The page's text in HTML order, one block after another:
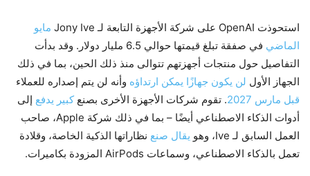
استحوذت OpenAI على شركة الأجهزة التابعة لـ Jony Ive
مايو
الماضي
في صفقة تبلغ قيمتها حوالي 6.5 مليار دولار. وقد بدأت
التفاصيل حول منتجات أجهزتهم تتوالى منذ ذلك الحين، بما في ذلك
الجهاز الأول لن يكون جهازًا يمكن ارتداؤه وأنه لن يتم إصداره للعملاء
قبل مارس 2027
. تقوم شركات الأجهزة الأخرى بصنعكبير يدفع إلى
أدوات الذكاء الاصطناعي أيضًا – بما في ذلك شركة Apple، صاحب
العمل السابق لـ Ive، وهو
يقال صنع نظاراتها الذكية الخاصة، وقلادة
تعمل بالذكاء الاصطناعي، وسماعات AirPods المزودة بكاميرات.